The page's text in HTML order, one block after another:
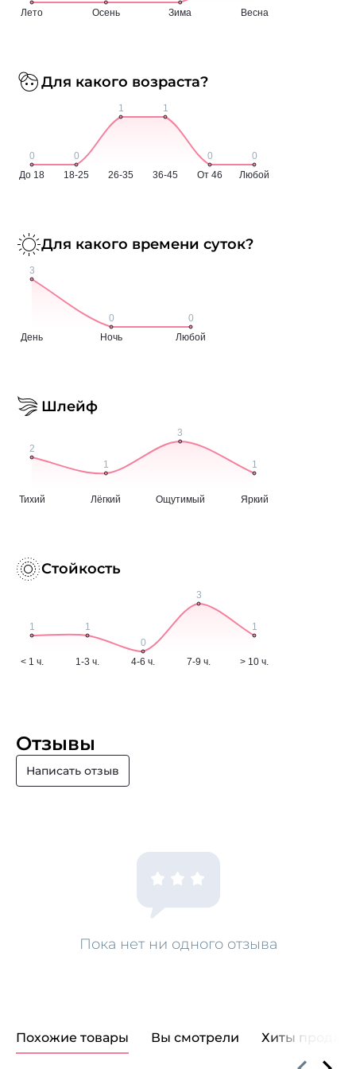
Для какого возраста?
Для какого времени суток?
Шлейф
Стойкость
Отзывы
Написать отзыв
Пока нет ни одного отзыва
Похожие товары Вы смотрели Хиты продаж